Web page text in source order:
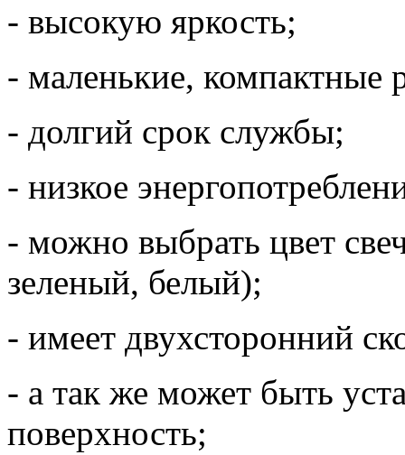
- высокую яркость;
- маленькие, компактные
- долгий срок службы;
- низкое
- можно выбрать цвет
зеленый, белый);
- имеет двухсторонний
- а так же может быть
поверхность;